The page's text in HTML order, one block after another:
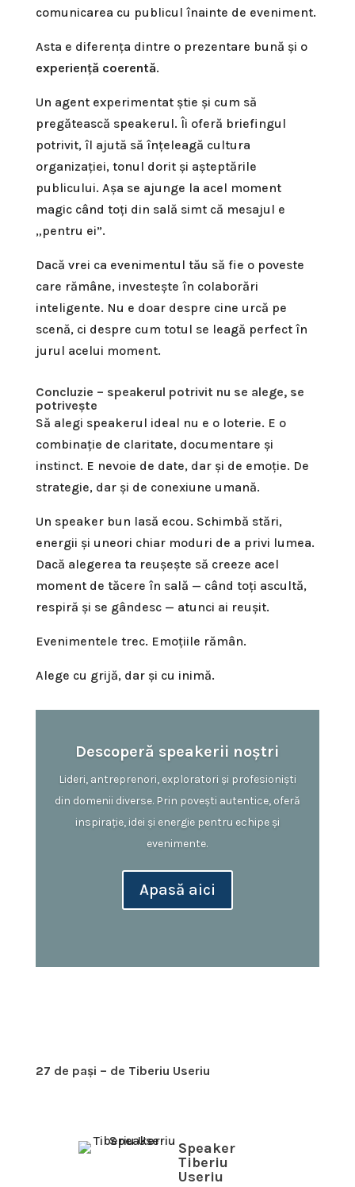
comunicarea cu publicul înainte de eveniment.
Asta e diferența dintre o prezentare bună și o
experiență coerentă.
Un agent experimentat știe și cum să
pregătească speakerul. Îi oferă briefingul
potrivit, îl ajută să înțeleagă cultura
organizației, tonul dorit și așteptările
publicului. Așa se ajunge la acel moment
magic când toți din sală simt că mesajul e
„pentru ei”.
Dacă vrei ca evenimentul tău să fie o poveste
care rămâne, investește în colaborări
inteligente. Nu e doar despre cine urcă pe
scenă, ci despre cum totul se leagă perfect în
jurul acelui moment.
Concluzie – speakerul potrivit nu se alege, se
potrivește
Să alegi speakerul ideal nu e o loterie. E o
combinație de claritate, documentare și
instinct. E nevoie de date, dar și de emoție. De
strategie, dar și de conexiune umană.
Un speaker bun lasă ecou. Schimbă stări,
energii și uneori chiar moduri de a privi lumea.
Dacă alegerea ta reușește să creeze acel
moment de tăcere în sală — când toți ascultă,
respiră și se gândesc — atunci ai reușit.
Evenimentele trec. Emoțiile rămân.
Alege cu grijă, dar și cu inimă.
Descoperă speakerii noștri
Lideri, antreprenori, exploratori și profesioniști
din domenii diverse. Prin povești autentice, oferă
inspirație, idei și energie pentru echipe și
evenimente.
Apasă aici
27 de pași – de Tiberiu Useriu
Speaker
Tiberiu
Useriu